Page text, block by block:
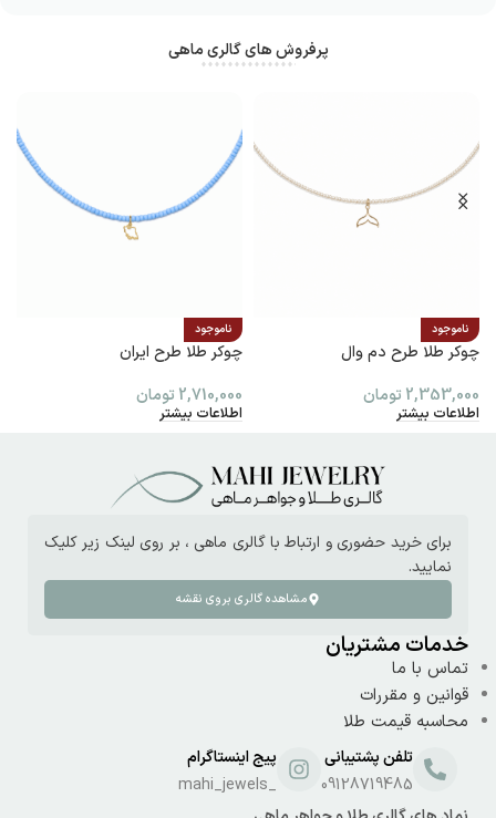
پرفروش های گالری ماهی
ناموجود
چوکر طلا طرح دم وال
2,353,000 تومان
اطلاعات بیشتر
ناموجود
چوکر طلا طرح ایران
2,710,000 تومان
اطلاعات بیشتر
برای خرید حضوری و ارتباط با گالری ماهی ، بر روی لینک زیر کلیک
نمایید.
مشاهده گالری بروی نقشه
خدمات مشتریان
تماس با ما
قوانین و مقررات
محاسبه قیمت طلا
تلفن پشتیبانی
09128719485
پیج اینستاگرام
_mahi_jewels